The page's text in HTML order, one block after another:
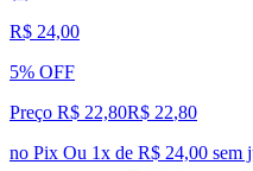
R$ 24,00
5% OFF
Preço R$ 22,80R$ 22,80
no Pix Ou 1x de R$ 24,00 sem